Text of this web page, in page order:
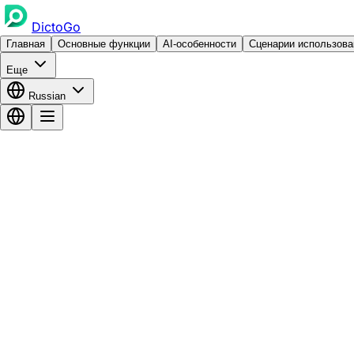
DictoGo
Главная Основные функции AI-особенности Сценарии
Еще
Russian